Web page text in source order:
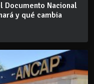
Documento Nacional
y qué cambia